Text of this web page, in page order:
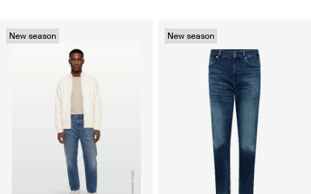
New season New season